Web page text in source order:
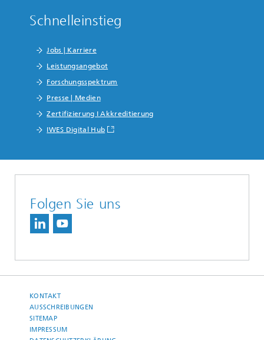
Schnelleinstieg
Jobs | Karriere
Leistungsangebot
Forschungsspektrum
Presse | Medien
Zertifizierung I Akkreditierung
IWES Digital Hub
Folgen Sie uns
KONTAKT
AUSSCHREIBUNGEN
SITEMAP
IMPRESSUM